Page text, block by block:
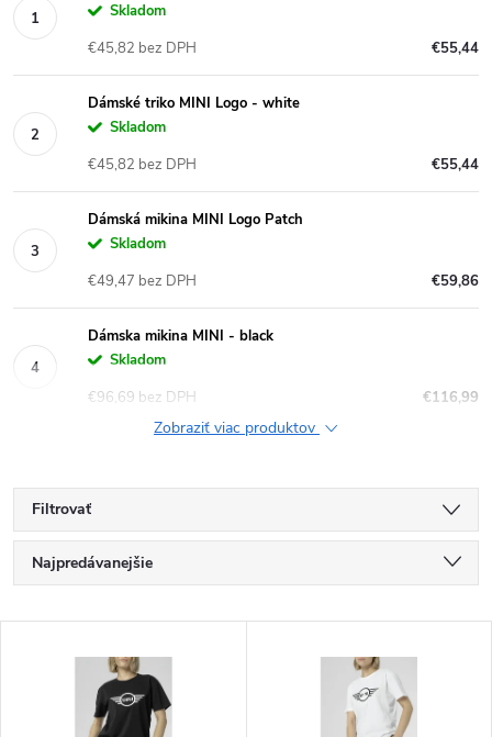
Skladom
€55,44
€45,82 bez DPH
Dámské triko MINI Logo - white
Skladom
€55,44
€45,82 bez DPH
Dámská mikina MINI Logo Patch
Skladom
€59,86
€49,47 bez DPH
Dámska mikina MINI - black
Skladom
€116,99
€96,69 bez DPH
Zobraziť viac produktov
Filtrovať
R
a
Najpredávanejšie
Abecedne